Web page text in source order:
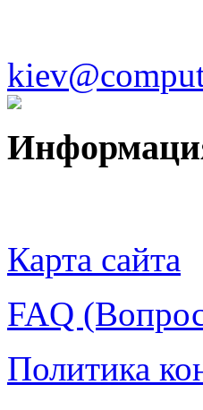
Карта сайта
FAQ
Политика